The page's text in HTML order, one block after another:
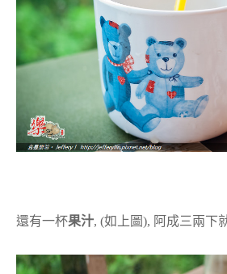
還有一杯果汁, (如上圖), 阿成三兩下